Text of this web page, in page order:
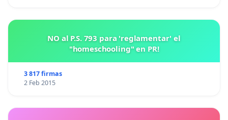
NO al P.S. 793 para 'reglamentar' el
"homeschooling" en PR!
3 817 firmas
2 Feb 2015